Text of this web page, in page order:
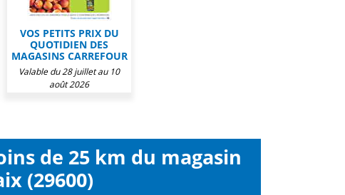
VOS PETITS PRIX DU
QUOTIDIEN DES
MAGASINS CARREFOUR
Valable du 28 juillet au 10
août 2026
de 25 km du magasin
(29600)